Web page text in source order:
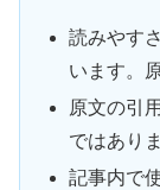
読みやす
います。
原文の引
ではあり
記事内で